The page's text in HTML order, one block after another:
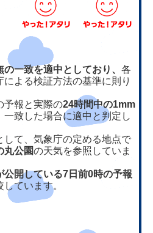
の一致を適中としており、各
よる検証方法の基準に則り
報と実際の24時間中の1mm
一致した場合に適中と判定し
て、気象庁の定める地点で
丸公園の天気を参照していま
公開している7日前0時の予報
ています。